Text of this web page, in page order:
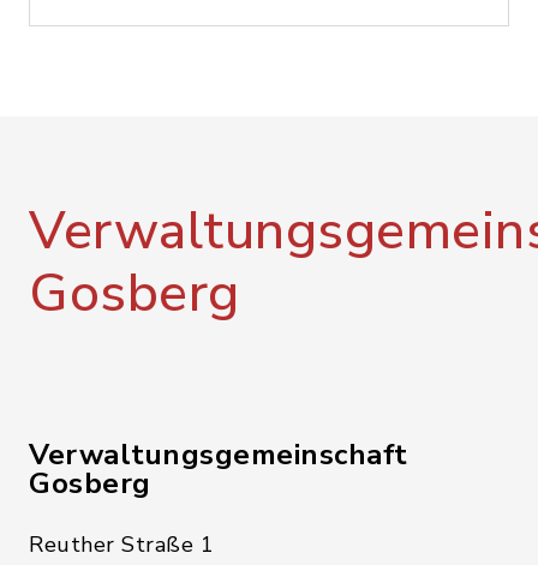
Gosberg
Verwaltungsgemeinschaft
Gosberg
Reuther Straße 1